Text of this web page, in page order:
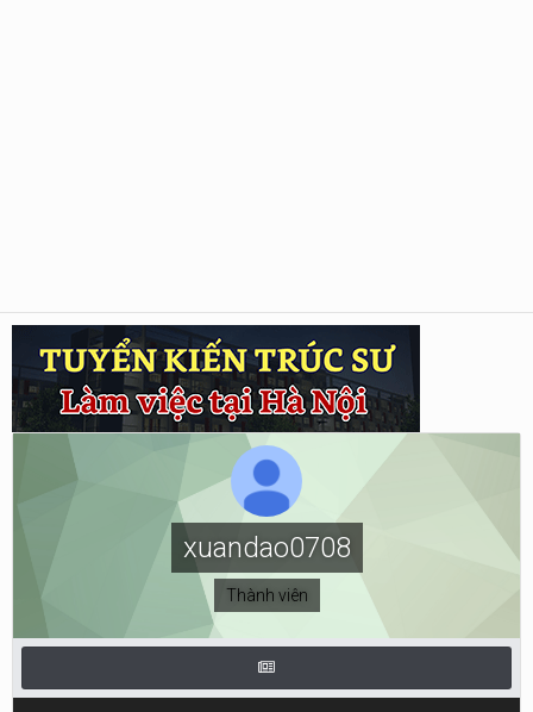
xuandao0708
Thành viên